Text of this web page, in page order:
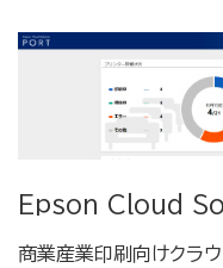
Epson Cloud
商業産業印刷向けクラウ